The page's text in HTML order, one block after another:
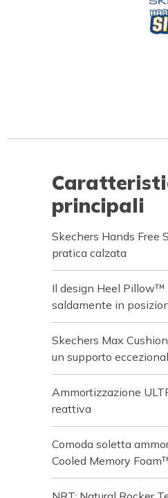
principali
Skechers Hands Free
pratica calzata
Il design Heel Pillow™
saldamente in
Skechers Max
un supporto
Ammortizzazione
reattiva
Comoda soletta
Cooled Memory